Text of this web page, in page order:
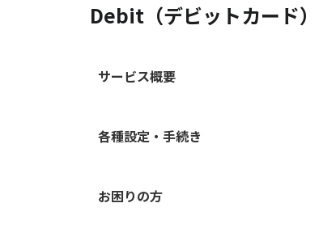
Debit（デビットカード）
サービス概要
各種設定・手続き
お困りの方